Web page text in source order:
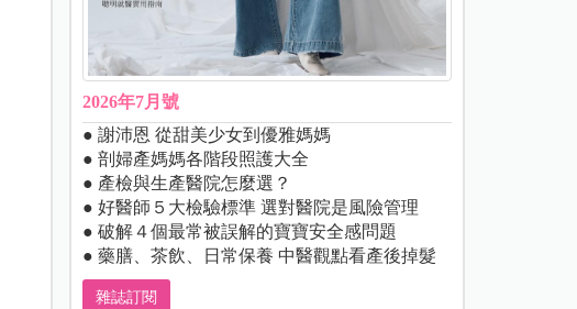
2026年7月號
● 謝沛恩 從甜美少女到優雅媽媽
● 剖婦產媽媽各階段照護大全
● 產檢與生產醫院怎麼選？
● 好醫師５大檢驗標準 選對醫院是風險管理
● 破解４個最常被誤解的寶寶安全感問題
● 藥膳、茶飲、日常保養 中醫觀點看產後掉髮
雜誌訂閱